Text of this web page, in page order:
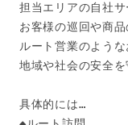
担当エリアの自社
お客様の巡回や商品
ルート営業のよう
地域や社会の安全を
具体的には…